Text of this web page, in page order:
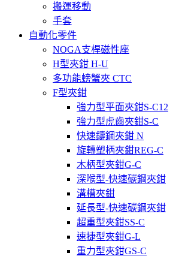
搬運移動
手套
自動化零件
NOGA支桿磁性座
H型夾鉗 H-U
多功能螃蟹夾 CTC
F型夾鉗
強力型平面夾鉗S-C12
強力型虎齒夾鉗S-C
快速鑄鋼夾鉗 N
旋轉塑柄夾鉗REG-C
木柄型夾鉗G-C
深喉型-快速碳鋼夾鉗
溝槽夾鉗
延長型-快速碳鋼夾鉗
超重型夾鉗SS-C
速捷型夾鉗G-L
重力型夾鉗GS-C